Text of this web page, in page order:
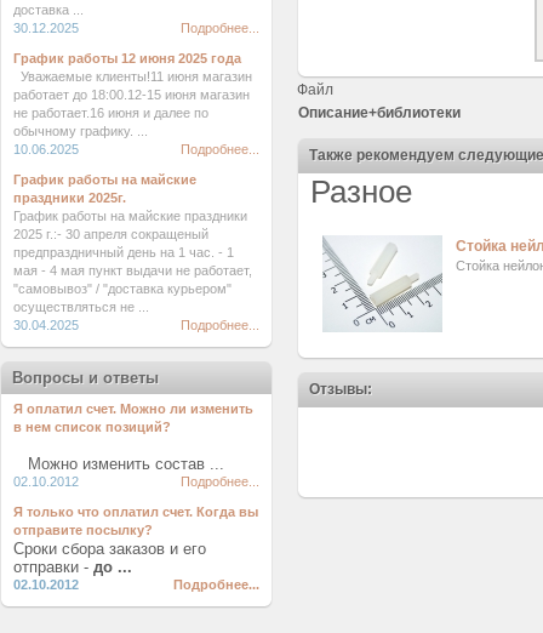
Файл
Описание+библиотеки
Также рекомендуем
Разное
Стойка
Стойка
Отзывы:
доставка ...
30.12.2025
Подробнее...
График работы 12 июня 2025 года
Уважаемые клиенты!11 июня магазин
работает до 18:00.12-15 июня магазин
не работает.16 июня и далее по
обычному графику. ...
10.06.2025
Подробнее...
График работы на майские
праздники 2025г.
График работы на майские праздники
2025 г.:- 30 апреля сокращеный
предпраздничный день на 1 час. - 1
мая - 4 мая пункт выдачи не работает,
"самовывоз" / "доставка курьером"
осуществляться не ...
30.04.2025
Подробнее...
Вопросы и ответы
Я оплатил счет. Можно ли изменить
в нем список позиций?
Можно изменить состав ...
02.10.2012 Подробнее...
Я только что оплатил счет. Когда вы
отправите посылку?
Сроки сбора заказов и его
отправки - до ...
02.10.2012 Подробнее...